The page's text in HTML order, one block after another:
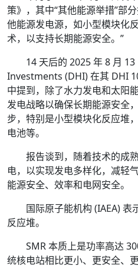
策》，其中“其他能源举措”部
他能源发电源，如小型模块化
术，以支持长期能源安全。”
14 天后的 2025 年 8 月
Investments (DHI) 在其 DHI
中提到，除了水力发电和太阳
发电战略以确保长期能源安全
步，特别是小型模块化反应堆
电池等。
报告谈到，随着技术的成
电，以实现发电多样化，减轻
能源安全、效率和电网安全。
国际原子能机构 (IAEA) 表
反应堆。
SMR 本质上是功率高达
统核电站相比更小、更安全、更